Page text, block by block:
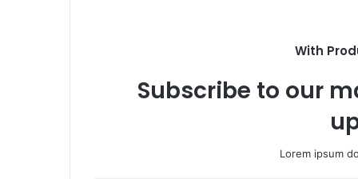
With
Subscribe to our
Lorem ipsum